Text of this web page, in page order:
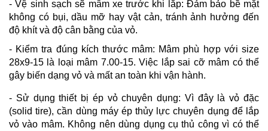
- Vệ sinh sạch sẽ mâm xe trước khi lắp:Đảm bảo bề mặt
không có bụi, dầu mỡ hay vật cản, tránh ảnh hưởng đến
độ khít và độ cân bằng của vỏ.
- Kiểm tra đúng kích thước mâm: Mâm phù hợp với size
28x9-15 là loại mâm 7.00-15. Việc lắp sai cỡ mâm có thể
gây biến dạng vỏ và mất an toàn khi vận hành.
- Sử dụng thiết bị ép vỏ chuyên dụng: Vì đây là vỏ đặc
(solid tire), cần dùng máy ép thủy lực chuyên dụng để lắp
vỏ vào mâm. Không nên dùng dụng cụ thủ công vì có thể